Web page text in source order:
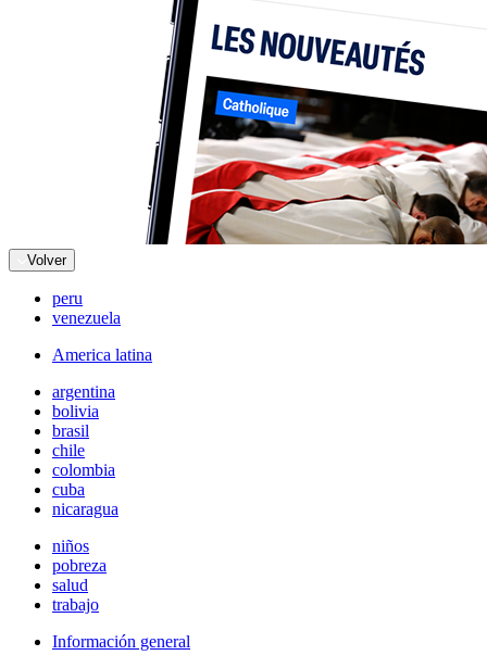
Volver
peru
venezuela
America latina
argentina
bolivia
brasil
chile
colombia
cuba
nicaragua
niños
pobreza
salud
trabajo
Información general